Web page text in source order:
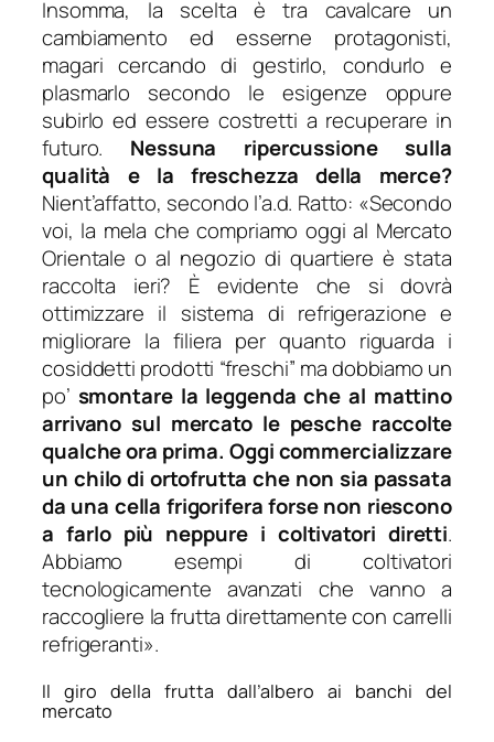
Insomma, la scelta è tra cavalcare un
cambiamento ed esserne protagonisti,
magari cercando di gestirlo, condurlo e
plasmarlo secondo le esigenze oppure
subirlo ed essere costretti a recuperare in
futuro. Nessuna ripercussione sulla
qualità e la freschezza della merce?
Nient’affatto, secondo l’a.d. Ratto: «Secondo
voi, la mela che compriamo oggi al Mercato
Orientale o al negozio di quartiere è stata
raccolta ieri? È evidente che si dovrà
ottimizzare il sistema di refrigerazione e
migliorare la filiera per quanto riguarda i
cosiddetti prodotti “freschi” ma dobbiamo un
po’ smontare la leggenda che al mattino
arrivano sul mercato le pesche raccolte
qualche ora prima. Oggi commercializzare
un chilo di ortofrutta che non sia passata
da una cella frigorifera forse non riescono
a farlo più neppure i coltivatori diretti.
Abbiamo esempi di coltivatori
tecnologicamente avanzati che vanno a
raccogliere la frutta direttamente con carrelli
refrigeranti».
Il giro della frutta dall’albero ai banchi del
mercato